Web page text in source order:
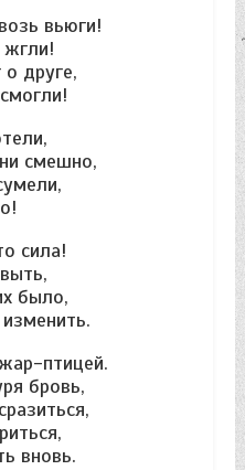
вьюги!
жгли!
друге,
смешно,
сила!
было,
птицей.
бровь,
вновь.